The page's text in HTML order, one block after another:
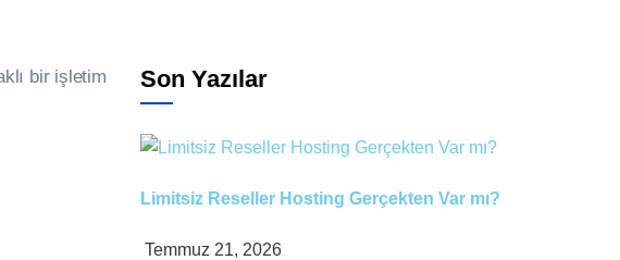
bir işletim
Son Yazılar
Limitsiz Reseller Hosting Gerçekten Var mı?
Temmuz 21, 2026